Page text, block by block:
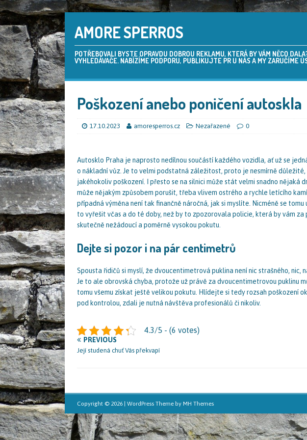
AMORE SPERROS
POTŘEBOVALI BYSTE OPRAVDU DOBROU REKLAMU, KTERÁ BY VÁM NĚCO
VYHLEDÁVAČE. NABÍZÍME PODPORU, PUBLIKUJTE PR U NÁS A MY ZARUČÍME
Poškození anebo poničení autoskla
17.10.2023 amoresperros.cz Nezařazené 0
Autosklo Praha je naprosto nedílnou součástí každého vozidla, ať už se
o nákladní vůz. Je to velmi podstatná záležitost, proto je nesmírně
jakéhokoliv poškození. I přesto se na silnici může stát velmi snadno nějaká
může nějakým způsobem porušit, třeba vlivem ostrého a rychle letícího
případná výměna není tak finančně náročná, jak si myslíte. Nicméně se
to vyřešit včas a do té doby, než by to zpozorovala policie, která by vám za
skutečně nežádoucí a poměrně vysokou pokutu.
Dejte si pozor i na pár centimetrů
Spousta řidičů si myslí, že dvoucentimetrová puklina není nic strašného, nic,
Je to ale obrovská chyba, protože už právě za dvoucentimetrovou puklinu
tomu všemu získat ještě velikou pokutu. Hlídejte si tedy rozsah poškození
pod kontrolou, zdali je nutná návštěva profesionálů či nikoliv.
4.3/5 - (6 votes)
PREVIOUS
Její studená chuť Vás překvapí
Copyright © 2026 | WordPress Theme by MH Themes